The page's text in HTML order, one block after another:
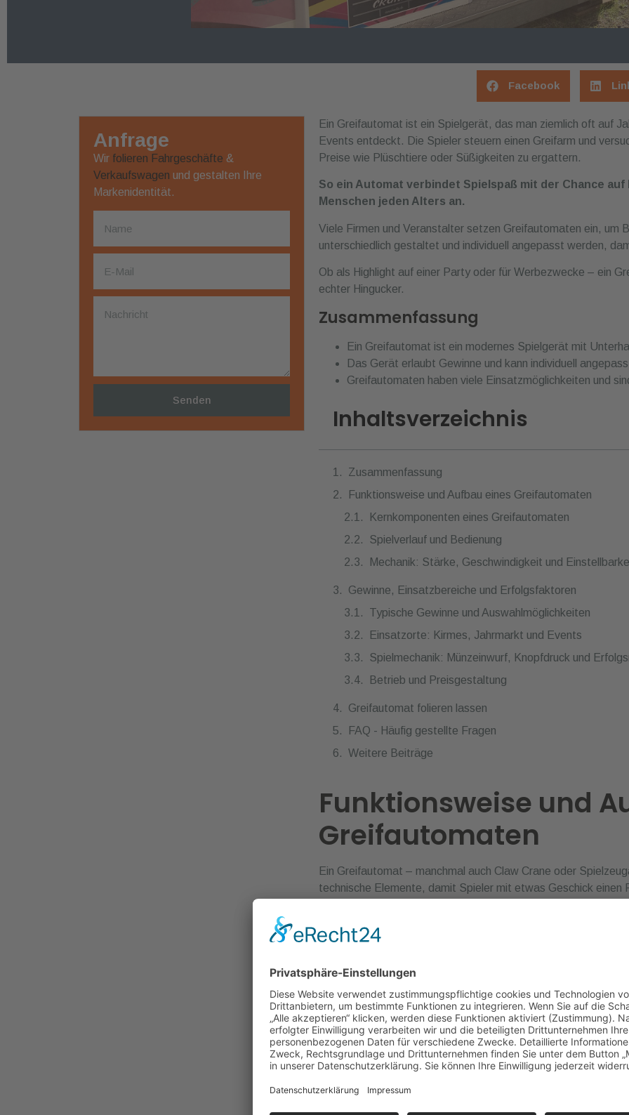
Facebook
Anfrage
Wir folieren Fahrgeschäfte &
Verkaufswagen und gestalten Ihre
Markenidentität.
Senden
Ein Greifautomat ist ein Spielgerät, das man ziemlich oft auf
Events entdeckt. Die Spieler steuern einen Greifarm und
Preise wie Plüschtiere oder Süßigkeiten zu ergattern.
So ein Automat verbindet Spielspaß mit der Chance
Menschen jeden Alters an.
Viele Firmen und Veranstalter setzen Greifautomaten ein, um
unterschiedlich gestaltet und individuell angepasst werden,
Ob als Highlight auf einer Party oder für Werbezwecke – ein
echter Hingucker.
Zusammenfassung
Ein Greifautomat ist ein modernes Spielgerät mit
Das Gerät erlaubt Gewinne und kann individuell
Greifautomaten haben viele Einsatzmöglichkeiten und
Inhaltsverzeichnis
Zusammenfassung
Funktionsweise und Aufbau eines Greifautomaten
Gewinne, Einsatzbereiche und Erfolgsfaktoren
Typische Gewinne und Auswahlmöglichkeiten
Einsatzorte: Kirmes, Jahrmarkt und Events
Spielmechanik: Münzeinwurf, Knopfdruck und
Betrieb und Preisgestaltung
Greifautomat folieren lassen
FAQ - Häufig gestellte Fragen
Weitere Beiträge
Funktionsweise und
Greifautomaten
Ein Greifautomat – manchmal auch Claw Crane oder
technische Elemente, damit Spieler mit etwas Geschick einen
Aspekte sind Aufbau, Bedienung und Mechanik.
Kernkomponenten eines
Jeder Greifautomat besteht aus mehrerenKomponenten.
Die Kralle kann sich horizontal und vertikal bewegen, um
Preisen – oft Plüschtiere oder kleine Spielzeuge. Die
sehen kann.
Ein Steuerungsmodul koordiniert die Abläufe: Bewegungen
neuer Spielrunden.
DieStromversorgungund mechanische Teile halten den
das ja auch dazu.